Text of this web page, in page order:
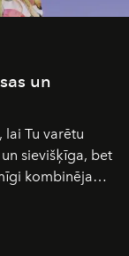
un
lai Tu varētu
sievišķīga, bet
kombinējami
jebkuros dzīves